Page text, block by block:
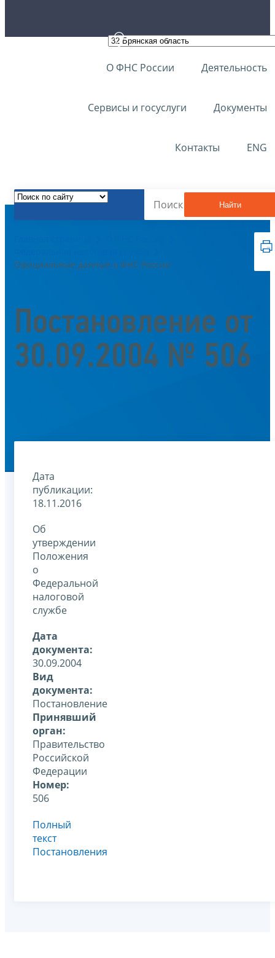
О ФНС России Деятельность
Сервисы и госуслуги Документы
Контакты ENG
Найти
Официальные данные о ФНС России
Постановление от
30.09.2004 № 506
Дата
публикации:
18.11.2016
Об
утверждении
Положения
о
Федеральной
налоговой
службе
Дата
документа:
30.09.2004
Вид
документа:
Постановление
Принявший
орган:
Правительство
Российской
Федерации
Номер:
506
Полный
текст
Постановления